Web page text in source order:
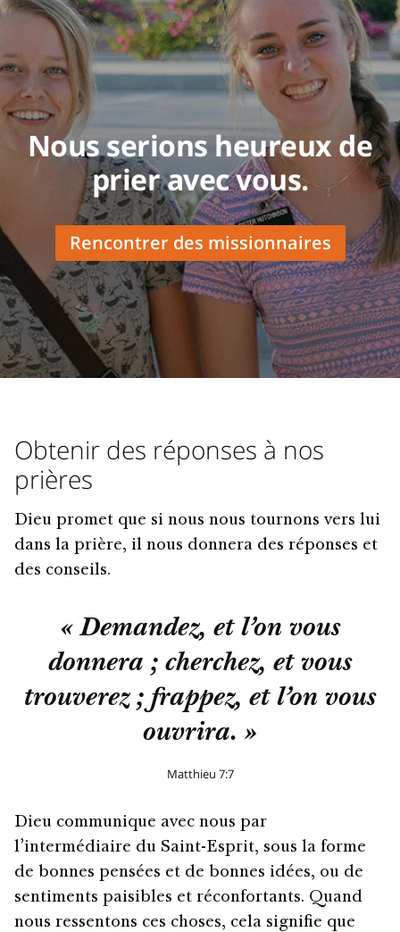
Nous serions heureux de
prier avec vous.
Rencontrer des missionnaires
Obtenir des réponses à nos
prières
Dieu promet que si nous nous tournons vers lui
dans la prière, il nous donnera des réponses et
des conseils.
« Demandez, et l’on vous
donnera ; cherchez, et vous
trouverez ; frappez, et l’on vous
ouvrira. »
Matthieu 7:7
Dieu communique avec nous par
l’intermédiaire du Saint-Esprit, sous la forme
de bonnes pensées et de bonnes idées, ou de
sentiments paisibles et réconfortants. Quand
nous ressentons ces choses, cela signifie que